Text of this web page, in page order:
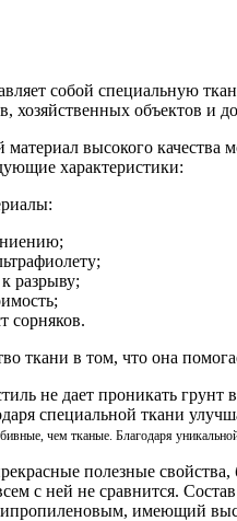
собой специальную
хозяйственных объектов и
высокого качества
характеристики:
разрыву;
сорняков.
ткани в том, что она
не дает проникать
специальной ткани
чем тканые. Благодаря
полезные
с ней не сравнится.
имеющий